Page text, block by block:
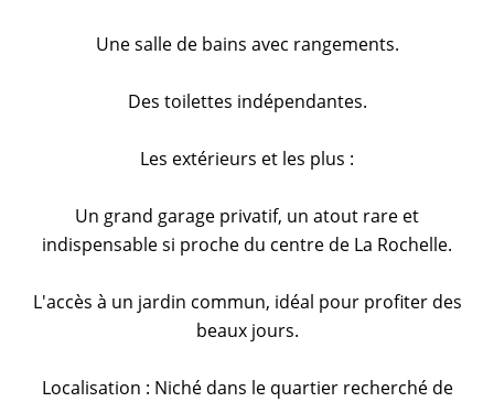
Une salle de bains avec rangements.
Des toilettes indépendantes.
Les extérieurs et les plus :
Un grand garage privatif, un atout rare et
indispensable si proche du centre de La Rochelle.
L'accès à un jardin commun, idéal pour profiter des
beaux jours.
Localisation : Niché dans le quartier recherché de